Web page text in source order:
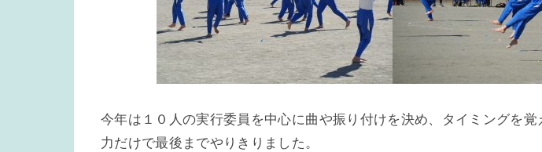
今年は１０人の実行委員を中心に曲や振り付けを決め、タイミングを
力だけで最後までやりきりました。